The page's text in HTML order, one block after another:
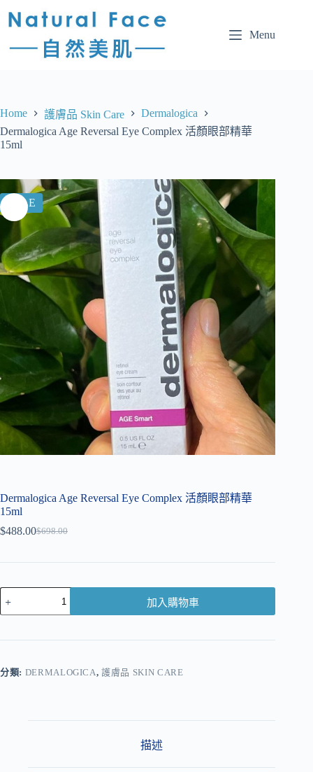
Menu
Home 護膚品 Skin Care
Dermalogica
Dermalogica Age Reversal Eye Complex 活顏眼部精華
15ml
SALE
Dermalogica Age Reversal Eye Complex 活顏眼部精華
15ml
$698.00
$488.00
加入購物車
r
分類: DERMALOGICA,護膚品 SKIN CARE
描述